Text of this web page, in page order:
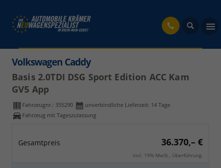
Volkswagen Caddy
Basis 2.0TDI DSG Sport Edition ACC Kam
GV5 App
Fahrzeugnr.: 355290 unverbindliche Lieferzeit: 14 Tage
Fahrzeug mit Tageszulassung
Gesamtpreis 36.370,– €
incl. 19% MwSt., Überführung.